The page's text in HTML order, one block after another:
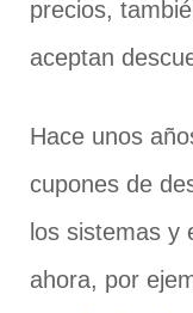
precios,
aceptan
Hace unos
cupones de
los sistemas y
ahora, por